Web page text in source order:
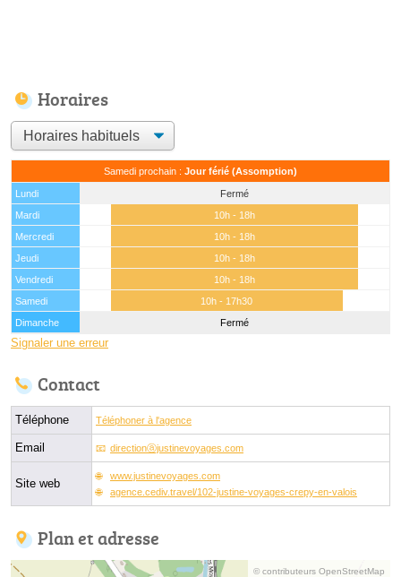
Horaires
Samedi prochain : Jour férié (Assomption)
Lundi
Fermé
Mardi
10h - 18h
Mercredi
10h - 18h
Jeudi
10h - 18h
Vendredi
10h - 18h
Samedi
10h - 17h30
Dimanche
Fermé
Signaler une erreur
Contact
Téléphone Téléphoner à l'agence
Email directionⓐjustinevoyages.com
Site web
www.justinevoyages.com
agence.cediv.travel/102-justine-voyages-crepy-en-valois
Plan et adresse
© contributeurs OpenStreetMap